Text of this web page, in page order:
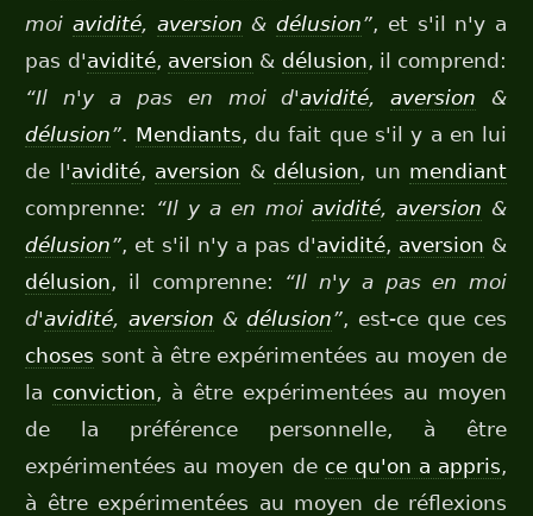
moi avidité, aversion &délusion”, et s'il n'y a
pas d'avidité, aversion & délusion, il comprend:
“Il n'y a pas en moi d'avidité,aversion &
délusion”. Mendiants, du fait que s'il y a en lui
de l'avidité, aversion & délusion, un mendiant
comprenne: “Il y a en moiavidité,aversion &
délusion”, et s'il n'y a pas d'avidité, aversion &
délusion, il comprenne: “Il n'y a pas en moi
d'avidité, aversion &délusion”, est-ce que ces
choses sont à être expérimentées au moyen de
la conviction, à être expérimentées au moyen
de la préférence personnelle, à être
expérimentées au moyen de ce qu'on a appris,
à être expérimentées au moyen de réflexions